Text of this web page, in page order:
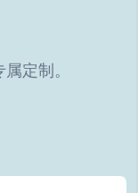
定制。